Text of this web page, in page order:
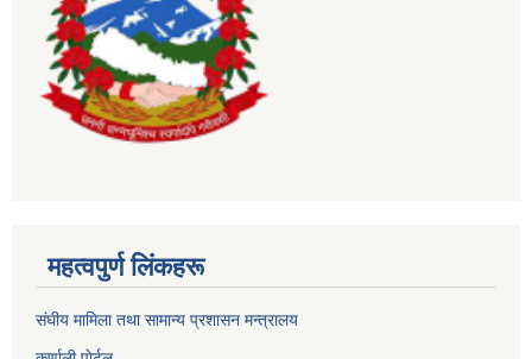
महत्वपुर्ण लिंकहरू
संघीय मामिला तथा सामान्य प्रशासन मन्त्रालय